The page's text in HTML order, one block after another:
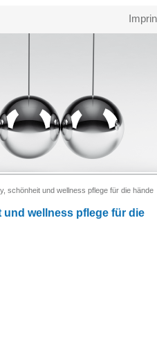
schönheit und wellness pflege für die hände
und wellness pflege für die